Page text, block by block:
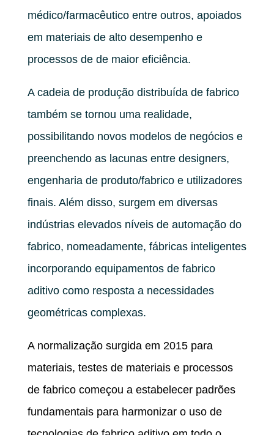
médico/farmacêutico entre outros, apoiados
em materiais de alto desempenho e
processos de de maior eficiência.
A cadeia de produção distribuída de fabrico
também se tornou uma realidade,
possibilitando novos modelos de negócios e
preenchendo as lacunas entre designers,
engenharia de produto/fabrico e utilizadores
finais. Além disso, surgem em diversas
indústrias elevados níveis de automação do
fabrico, nomeadamente, fábricas inteligentes
incorporando equipamentos de fabrico
aditivo como resposta a necessidades
geométricas complexas.
A normalização surgida em 2015 para
materiais, testes de materiais e processos
de fabrico começou a estabelecer padrões
fundamentais para harmonizar o uso de